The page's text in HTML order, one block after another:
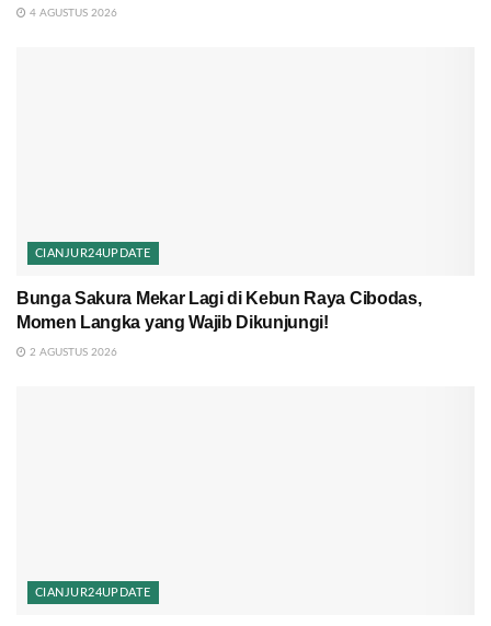
4 AGUSTUS 2026
CIANJUR24UPDATE
Bunga Sakura Mekar Lagi di Kebun Raya Cibodas,
Momen Langka yang Wajib Dikunjungi!
2 AGUSTUS 2026
CIANJUR24UPDATE